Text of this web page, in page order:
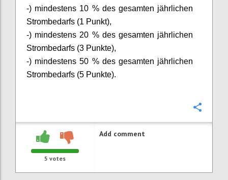
-) mindestens 10 % des gesamten jährlichen
Strombedarfs (1 Punkt),
-) mindestens 20 % des gesamten jährlichen
Strombedarfs (3 Punkte),
-) mindestens 50 % des gesamten jährlichen
Strombedarfs (5 Punkte).
5 votes
Add comment